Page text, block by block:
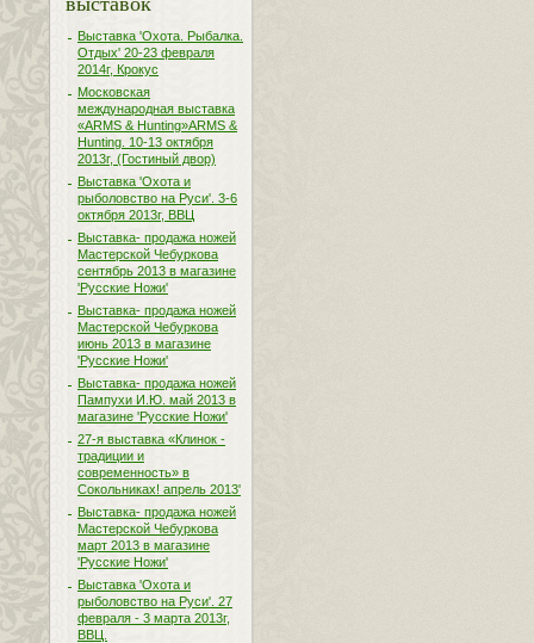
Выставка 'Охота. Рыбалка.
Отдых' 20-23 февраля
2014г, Крокус
Московская
международная выставка
«ARMS & Hunting»ARMS &
Hunting. 10-13 октября
2013г, (Гостиный двор)
Выставка 'Охота и
рыболовство на Руси'. 3-6
октября 2013г, ВВЦ
Выставка- продажа ножей
Мастерской Чебуркова
сентябрь 2013 в магазине
'Русские Ножи'
Выставка- продажа ножей
Мастерской Чебуркова
июнь 2013 в магазине
'Русские Ножи'
Выставка- продажа ножей
Пампухи И.Ю. май 2013 в
магазине 'Русские Ножи'
27-я выставка «Клинок -
традиции и
современность» в
Сокольниках! апрель 2013'
Выставка- продажа ножей
Мастерской Чебуркова
март 2013 в магазине
'Русские Ножи'
Выставка 'Охота и
рыболовство на Руси'. 27
февраля - 3 марта 2013г,
ВВЦ.